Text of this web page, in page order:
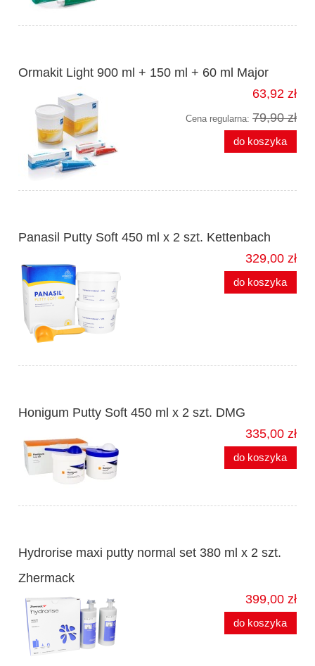
Ormakit Light 900 ml + 150 ml + 60 ml Major
63,92 zł
Cena regularna: 79,90 zł
do koszyka
Panasil Putty Soft 450 ml x 2 szt. Kettenbach
329,00 zł
do koszyka
Honigum Putty Soft 450 ml x 2 szt. DMG
335,00 zł
do koszyka
Hydrorise maxi putty normal set 380 ml x 2 szt.
Zhermack
399,00 zł
do koszyka